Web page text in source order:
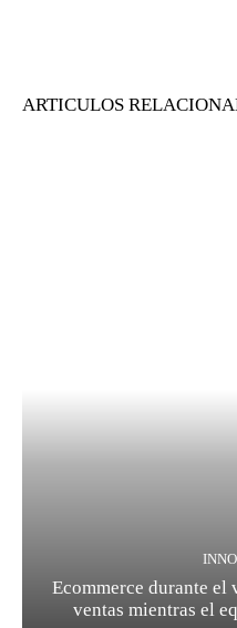
ARTICULOS
Ecommerce durante el
ventas mientras el